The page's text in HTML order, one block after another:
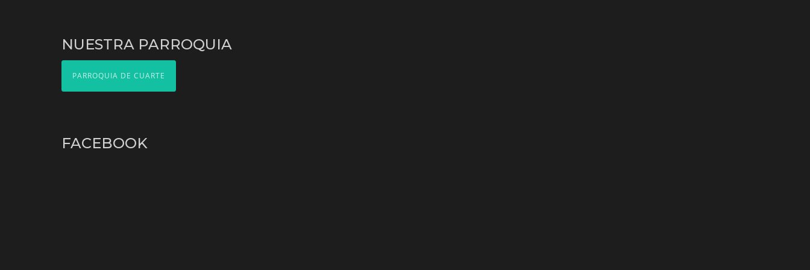
NUESTRA PARROQUIA
PARROQUIA DE CUARTE
FACEBOOK